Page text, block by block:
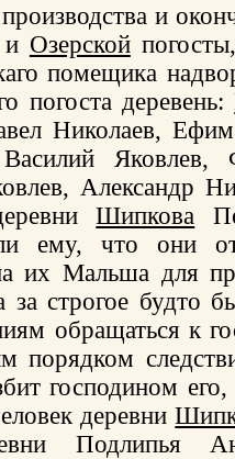
и
и Озерской
помещика
погоста деревень:
Николаев,
Яковлев,
Александр
Шипкова
ему, что они
их Мальша для
за строгое будто
обращаться к
порядком
господином
деревни
Подлипья